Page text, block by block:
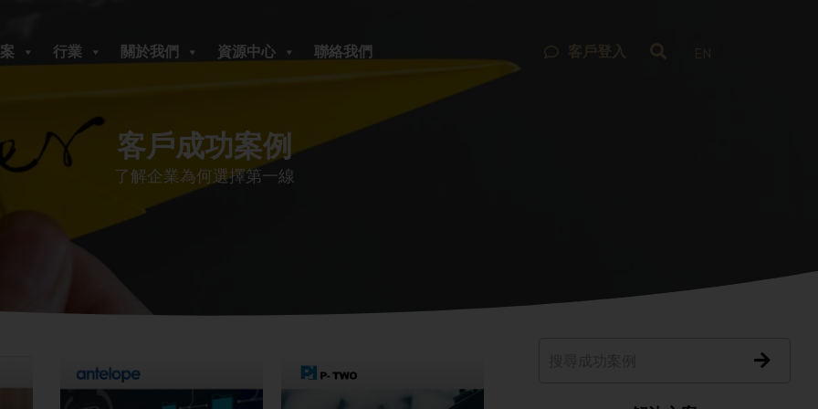
行業 關於我們 資源中心 聯絡我們 客戶登入 EN
客戶成功案例
了解企業為何選擇第一線